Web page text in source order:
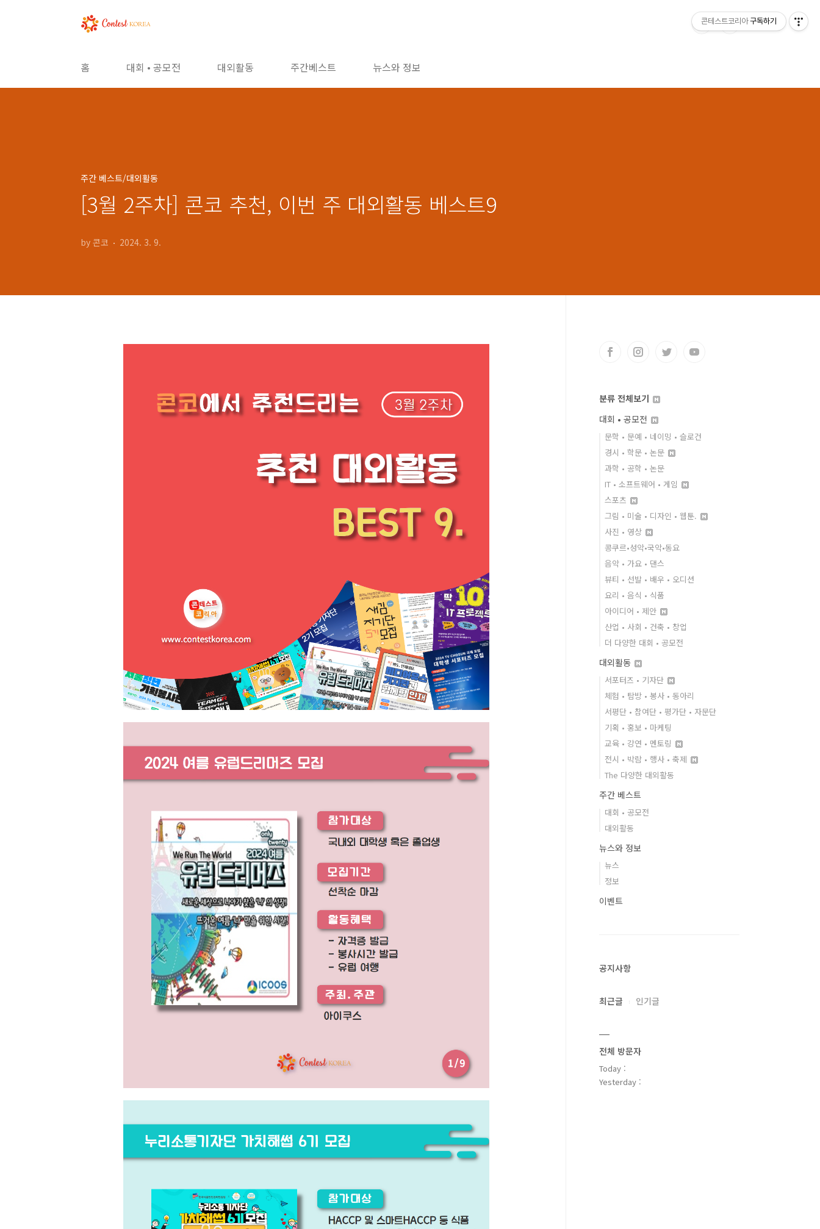
홈 대회 • 공모전 대외활동 주간베스트 뉴스와 정보
주간 베스트/대외활동
[3월 2주차] 콘코 추천, 이번 주 대외활동 베스트9
by 콘코 2024. 3. 9.
분류 전체보기
대회 • 공모전
문학 • 문예 • 네이밍 • 슬로건
경시 • 학문 • 논문
과학 • 공학 • 논문
IT • 소프트웨어 • 게임
스포츠
그림 • 미술 • 디자인 • 웹툰.
사진 • 영상
콩쿠르•성악•국악•동요
음악 • 가요 • 댄스
뷰티 • 선발 • 배우 • 오디션
요리 • 음식 • 식품
아이디어 • 제안
산업 • 사회 • 건축 • 창업
더 다양한 대회 • 공모전
대외활동
서포터즈 • 기자단
체험 • 탐방 • 봉사 • 동아리
서평단 • 참여단 • 평가단 • 자문단
기획 • 홍보 • 마케팅
교육 • 강연 • 멘토링
전시 • 박람 • 행사 • 축제
The 다양한 대외활동
주간 베스트
대회 • 공모전
대외활동
뉴스와 정보
뉴스
정보
이벤트
공지사항
최근글 인기글
전체 방문자
Today :
Yesterday :
콘테스트코리아 구독하기